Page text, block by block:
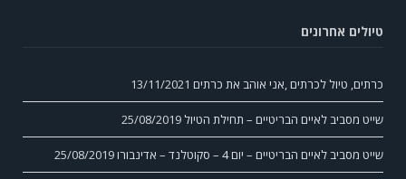
טיולים אחרונים
כרתים, טיול לכרתים ,אני אוהב את כרתים 13/11/2021
שייט מסביב לאיים הבריטיים – תחילת הטיול25/08/2019
שייט מסביב לאיים הבריטיים – יום 4 – סקוטלנד – אדינבורו 25/08/2019